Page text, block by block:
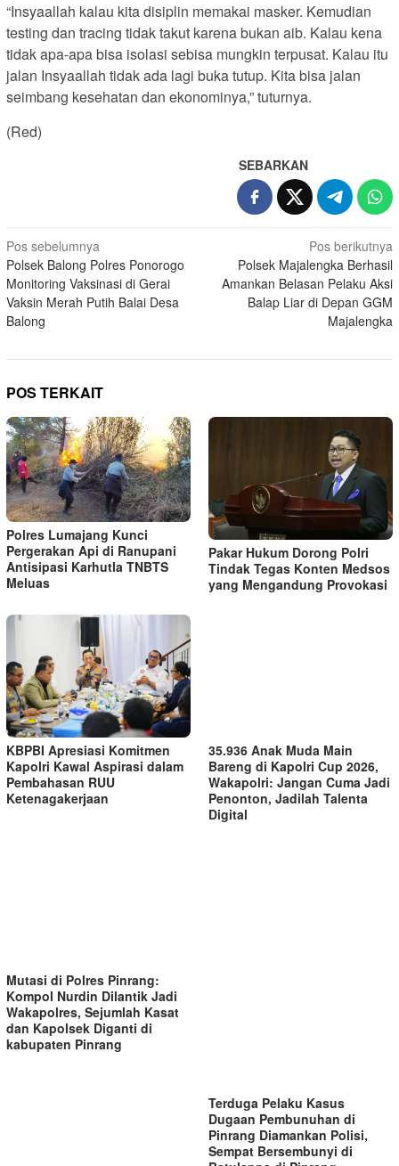
“Insyaallah kalau kita disiplin memakai masker. Kemudian
testing dan tracing tidak takut karena bukan aib. Kalau kena
tidak apa-apa bisa isolasi sebisa mungkin terpusat. Kalau itu
jalan Insyaallah tidak ada lagi buka tutup. Kita bisa jalan
seimbang kesehatan dan ekonominya,” tuturnya.
(Red)
SEBARKAN
Navigasi
pos
Pos sebelumnya
Polsek Balong Polres Ponorogo
Monitoring Vaksinasi di Gerai
Vaksin Merah Putih Balai Desa
Balong
Pos berikutnya
Polsek Majalengka Berhasil
Amankan Belasan Pelaku Aksi
Balap Liar di Depan GGM
Majalengka
POS TERKAIT
Polres Lumajang Kunci
Pergerakan Api di Ranupani
Antisipasi Karhutla TNBTS
Meluas
Pakar Hukum Dorong Polri
Tindak Tegas Konten Medsos
yang Mengandung Provokasi
KBPBI Apresiasi Komitmen
Kapolri Kawal Aspirasi dalam
Pembahasan RUU
Ketenagakerjaan
35.936 Anak Muda Main
Bareng di Kapolri Cup 2026,
Wakapolri: Jangan Cuma Jadi
Penonton, Jadilah Talenta
Digital
Mutasi di Polres Pinrang:
Kompol Nurdin Dilantik Jadi
Wakapolres, Sejumlah Kasat
dan Kapolsek Diganti di
kabupaten Pinrang
Terduga Pelaku Kasus
Dugaan Pembunuhan di
Pinrang Diamankan Polisi,
Sempat Bersembunyi di